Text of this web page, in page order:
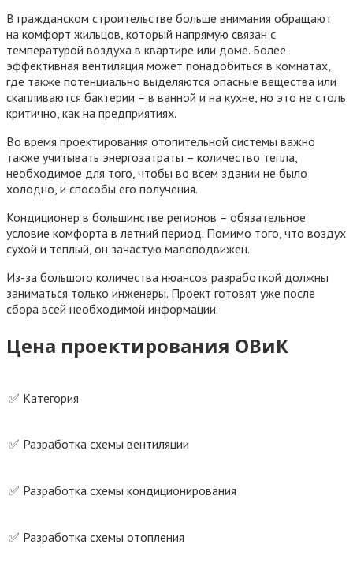
В гражданском строительстве больше внимания обращают
на комфорт жильцов, который напрямую связан с
температурой воздуха в квартире или доме. Более
эффективная вентиляция может понадобиться в комнатах,
где также потенциально выделяются опасные вещества или
скапливаются бактерии – в ванной и на кухне, но это не столь
критично, как на предприятиях.
Во время проектирования отопительной системы важно
также учитывать энергозатраты – количество тепла,
необходимое для того, чтобы во всем здании не было
холодно, и способы его получения.
Кондиционер в большинстве регионов – обязательное
условие комфорта в летний период. Помимо того, что воздух
сухой и теплый, он зачастую малоподвижен.
Из-за большого количества нюансов разработкой должны
заниматься только инженеры. Проект готовят уже после
сбора всей необходимой информации.
Цена проектирования ОВиК
✅ Категория
✅ Разработка схемы вентиляции
✅ Разработка схемы кондиционирования
✅ Разработка схемы отопления